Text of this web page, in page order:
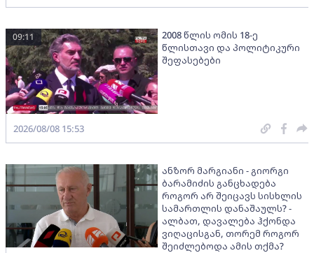
2008 წლის ომის 18-ე
წლისთავი და პოლიტიკური
შეფასებები
09:11
2026/08/08 15:53
ანზორ მარგიანი - გიორგი
ბარამიძის განცხადება
როგორ არ შეიცავს სისხლის
სამართლის დანაშაულს? -
ალბათ, დავალება ჰქონდა
ვიღაცისგან, თორემ როგორ
შეიძლებოდა ამის თქმა?